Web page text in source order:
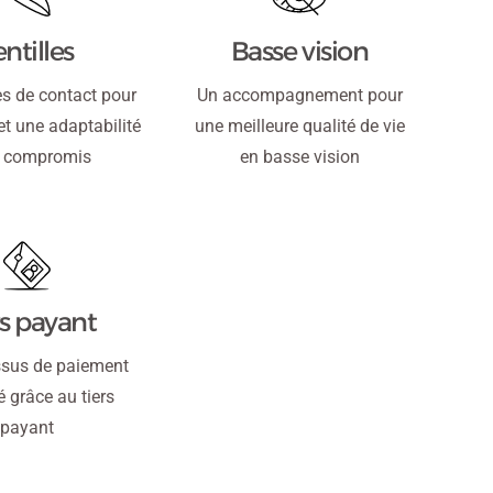
de contact pour
une adaptabilité
Basse vision
Un accompagnement pour
une meilleure qualité de vie
en basse vision
payant
de paiement
grâce au tiers
payant